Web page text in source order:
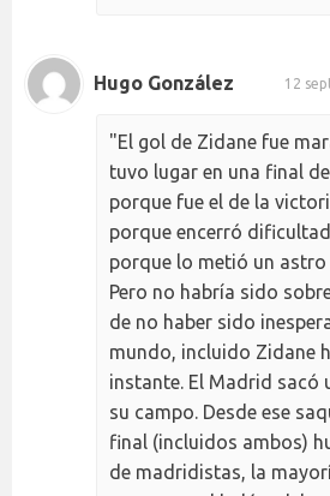
Hugo González 12
"El gol de Zidane fue
tuvo lugar en una final
porque fue el de la
porque encerró
porque lo metió un
Pero no habría sido
de no haber sido
mundo, incluido Zidane
instante. El Madrid sacó
su campo. Desde ese
final (incluidos ambos)
de madridistas, la